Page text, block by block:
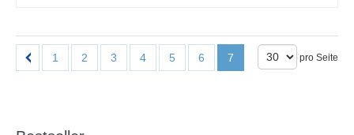
1 2 3 4 5 6 7 pro Seite